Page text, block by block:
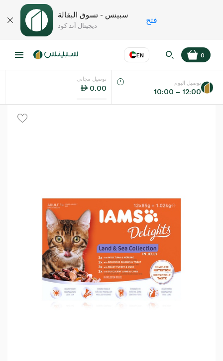
سبينس - تسوق البقالة
ديجيتال آند كود
فتح
EN
اللغة عر
0
توصيل مجاني
0.00
توصيل اليوم
10:00 – 12:00